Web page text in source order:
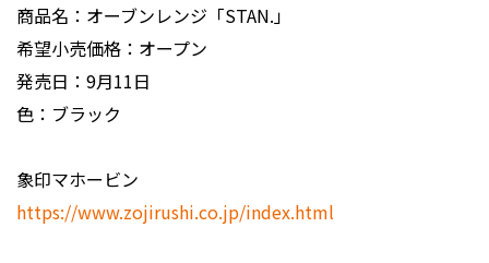
商品名：オーブンレンジ「STAN.」
希望小売価格：オープン
発売日：9月11日
色：ブラック
象印マホービン
https://www.zojirushi.co.jp/index.html